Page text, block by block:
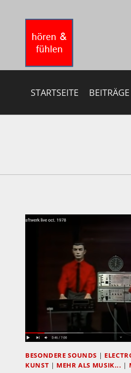
springen
STARTSEITE BEITRÄGE
BESONDERE SOUNDS |
KUNST | MEHR ALS MUSIK... |